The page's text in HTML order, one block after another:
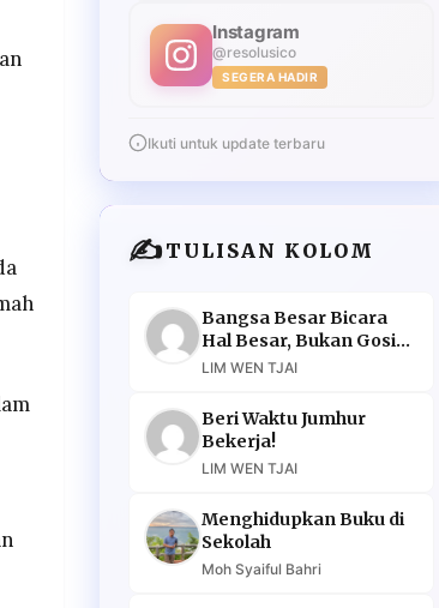
Instagram
@resolusico
SEGERA HADIR
Ikuti untuk update terbaru
✍️TULISAN KOLOM
Bangsa Besar Bicara
Hal Besar, Bukan Gosip
Murahan
LIM WEN TJAI
Beri Waktu Jumhur
Bekerja!
LIM WEN TJAI
Menghidupkan Buku di
Sekolah
Moh Syaiful Bahri